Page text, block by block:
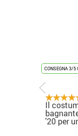
K-
CONSEGNA 3/5
Il
'20 per